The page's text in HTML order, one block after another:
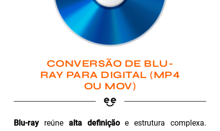
CONVERSÃO DE BLU-
RAY PARA DIGITAL (MP4
OU MOV)
Blu-rayreúne alta definiçãoe estrutura complexa.